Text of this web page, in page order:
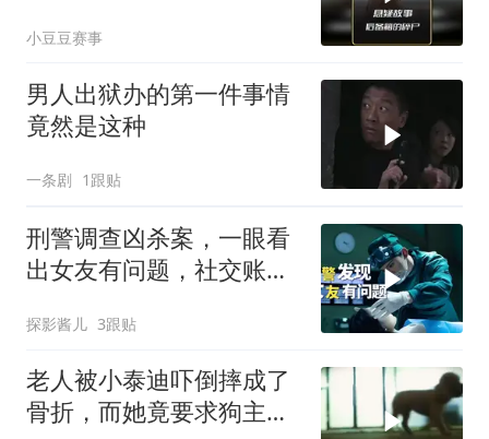
小豆豆赛事
男人出狱办的第一件事情
竟然是这种
一条剧 1跟贴
刑警调查凶杀案，一眼看
出女友有问题，社交账号
探影酱儿 3跟贴
老人被小泰迪吓倒摔成了
骨折，而她竟要求狗主人